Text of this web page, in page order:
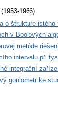
1966)
o štruktúre
v Boolových
metóde
intervalu při
integrační
goniometr ke